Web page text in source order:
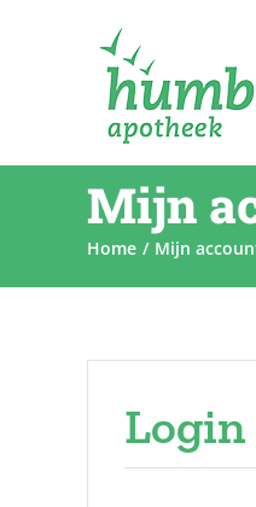
Mijn
Home Mijn
Login